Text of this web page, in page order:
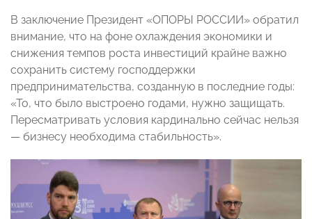
В заключение Президент «ОПОРЫ РОССИИ» обратил
внимание, что на фоне охлаждения экономики и
снижения темпов роста инвестиций крайне важно
сохранить систему господдержки
предпринимательства, созданную в последние годы:
«То, что было выстроено годами, нужно защищать.
Пересматривать условия кардинально сейчас нельзя
— бизнесу необходима стабильность».